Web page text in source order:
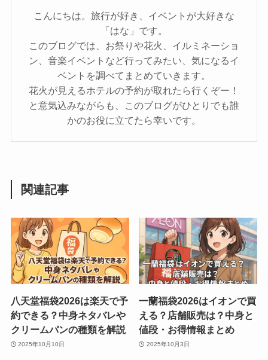
こんにちは。旅行が好き、イベントが大好きな
「はな」です。
このブログでは、お祭りや花火、イルミネーショ
ン、音楽イベントなど行ってみたい、気になるイ
ベントを調べてまとめていきます。
花火が見えるホテルの予約が取れたら行くぞー！
と意気込みながらも、このブログがひとりでも誰
かのお役に立てたら幸いです。
関連記事
八天堂福袋2026は楽天で予
約できる？中身ネタバレや
クリームパンの種類を解説
2025年10月10日
一蘭福袋2026はイオンで買
える？店舗販売は？中身と
値段・お得情報まとめ
2025年10月3日